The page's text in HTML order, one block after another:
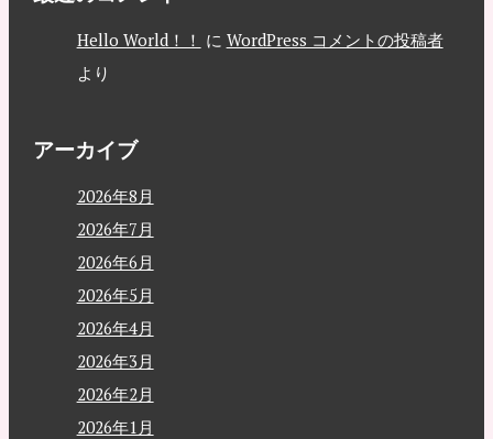
Hello World！！ に WordPress コメントの投稿者
より
アーカイブ
2026年8月
2026年7月
2026年6月
2026年5月
2026年4月
2026年3月
2026年2月
2026年1月